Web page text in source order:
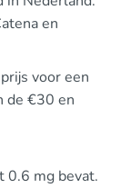
en
voor een
de €30 en
0.6 mg bevat.